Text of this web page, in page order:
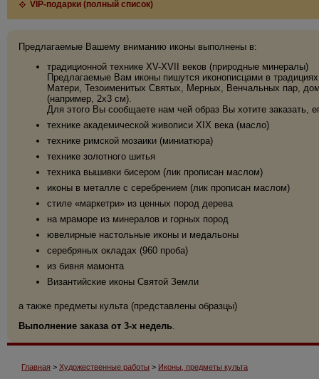
VIP-подарки (полный список)
Предлагаемые Вашему вниманию иконы выполнены в:
традиционной технике XV-XVII веков (природные минералы)
Предлагаемые Вам иконы пишутся иконописцами в
Матери, Тезоименитых Святых, Мерных, Венчальных пар,
(например, 2х3 см).
Для этого Вы сообщаете нам чей образ Вы хотите заказать,
технике академической живописи XIX века (масло)
технике римской мозаики (миниатюра)
технике золотного шитья
техника вышивки бисером (лик прописан маслом)
иконы в металле с серебрением (лик прописан маслом)
стиле «маркетри» из ценных пород дерева
на мраморе из минералов и горных пород
ювелирные настольные иконы и медальоны
серебряных окладах (960 проба)
из бивня мамонта
Византийские иконы Святой Земли
а также предметы культа (представлены образцы)
Выполнение заказа от 3-х недель.
Главная > Художественные работы > Иконы, предметы культа